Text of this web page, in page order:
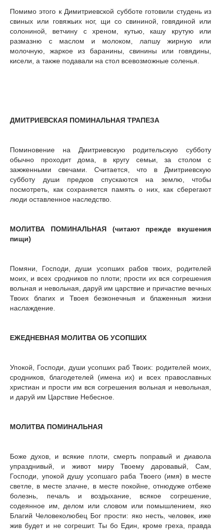
Помимо этого к Димитриевской субботе готовили студень из
свиных или говяжьих ног, щи со свининой, говядиной или
солониной, ветчину с хреном, кутью, кашу крутую или
размазню с маслом и молоком, лапшу жирную или
молочную, жаркое из баранины, свинины или говядины,
кисели, а также подавали на стол всевозможные соленья.
ДМИТРИЕВСКАЯ ПОМИНАЛЬНАЯ ТРАПЕЗА
Поминовение на Дмитриевскую родительскую субботу
обычно проходит дома, в кругу семьи, за столом с
зажженными свечами. Считается, что в Дмитриевскую
субботу души предков спускаются на землю, чтобы
посмотреть, как сохраняется память о них, как сберегают
люди оставленное наследство.
МОЛИТВА ПОМИНАЛЬНАЯ (читают прежде вкушения
пищи)
Помяни, Господи, души усопших рабов твоих, родителей
моих, и всех сродников по плоти; прости их вся согрешения
вольная и невольная, даруй им царствие и причастие вечных
Твоих благих и Твоея безконечныя и блаженныя жизни
наслаждение.
ЕЖЕДНЕВНАЯ МОЛИТВА ОБ УСОПШИХ
Упокой, Господи, души усопших раб Твоих: родителей моих,
сродников, благодетелей (имена их) и всех православных
христиан и прости им вся согрешения вольная и невольная,
и даруй им Царствие Небесное.
МОЛИТВА ПОМИНАЛЬНАЯ
Боже духов, и всякие плоти, смерть поправый и диавола
упразднивый, и живот миру Твоему даровавый, Сам,
Господи, упокой душу усопшаго раба Твоего (имя) в месте
светле, в месте злачне, в месте покойне, отнюдуже отбеже
болезнь, печаль и воздыхание, всякое согрешение,
содеянное им, делом или словом или помышлением, яко
Благий Человеколюбец Бог прости: яко несть, человек, иже
жив будет и не согрешит. Ты бо Един, кроме греха, правда